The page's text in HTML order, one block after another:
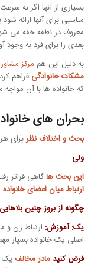
بسیاری از آنها اگر به
مناسبی برای آنها ارائه
معروف در نطفه خفه می
بعدی را برای فرد به وجود
به دلیل این هم مرکز
مشکات خانوادگی فراهم
که خانواده ها با آن
بحران های
بحث و اختلاف نظربرای
ولی
این بحث هاگاهی فراتر
ارتباط میان اعضای خانواده
چگونه از بروز چنین
یک: آموزش: ارتباط زن و
اصلی یک خانواده بسیار
فرض کنید مادر مخالف یک